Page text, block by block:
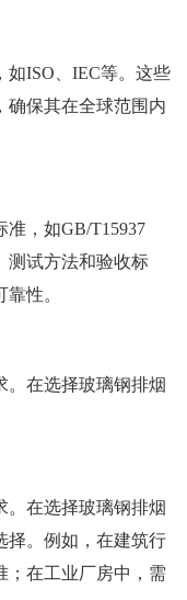
如ISO、IEC等。这些
确保其在全球范围内
，如GB/T15937
测试方法和验收标
性。
。在选择玻璃钢排烟
。在选择玻璃钢排烟
择。例如，在建筑行
；在工业厂房中，需